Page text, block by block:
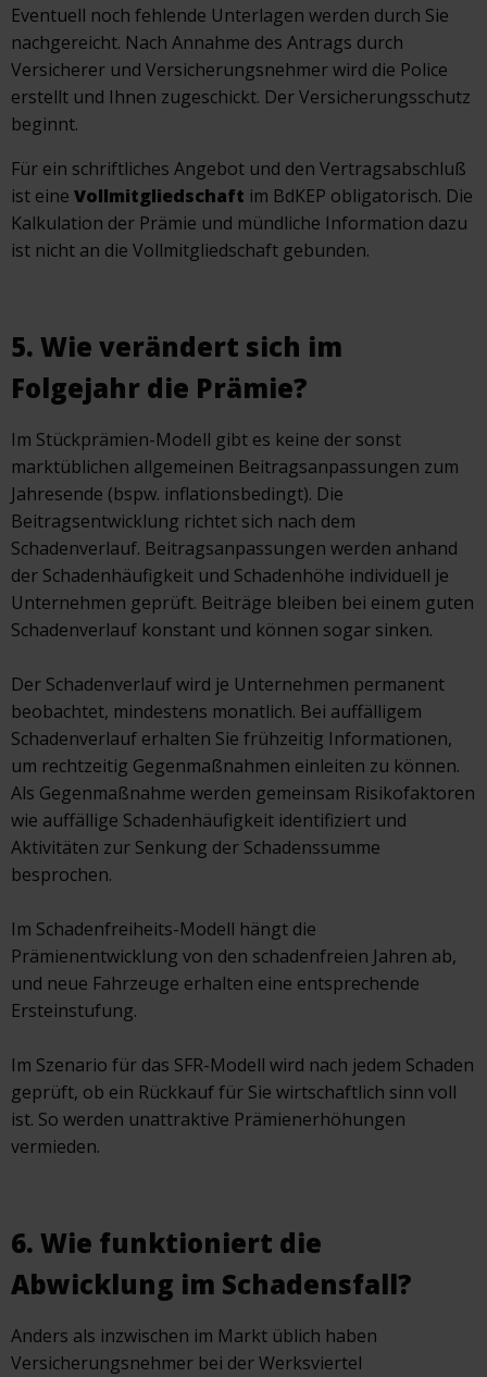
Eventuell noch fehlende Unterlagen werden durch Sie
nachgereicht. Nach Annahme des Antrags durch
Versicherer und Versicherungsnehmer wird die Police
erstellt und Ihnen zugeschickt. Der Versicherungsschutz
beginnt.
Für ein schriftliches Angebot und den Vertragsabschluß
ist eine Vollmitgliedschaft im BdKEP obligatorisch. Die
Kalkulation der Prämie und mündliche Information dazu
ist nicht an die Vollmitgliedschaft gebunden.
5. Wie verändert sich im
Folgejahr die Prämie?
Im Stückprämien-Modell gibt es keine der sonst
marktüblichen allgemeinen Beitragsanpassungen zum
Jahresende (bspw. inflationsbedingt). Die
Beitragsentwicklung richtet sich nach dem
Schadenverlauf. Beitragsanpassungen werden anhand
der Schadenhäufigkeit und Schadenhöhe individuell je
Unternehmen geprüft. Beiträge bleiben bei einem guten
Schadenverlauf konstant und können sogar sinken.
Der Schadenverlauf wird je Unternehmen permanent
beobachtet, mindestens monatlich. Bei auffälligem
Schadenverlauf erhalten Sie frühzeitig Informationen,
um rechtzeitig Gegenmaßnahmen einleiten zu können.
Als Gegenmaßnahme werden gemeinsam Risikofaktoren
wie auffällige Schadenhäufigkeit identifiziert und
Aktivitäten zur Senkung der Schadenssumme
besprochen.
Im Schadenfreiheits-Modell hängt die
Prämienentwicklung von den schadenfreien Jahren ab,
und neue Fahrzeuge erhalten eine entsprechende
Ersteinstufung.
Im Szenario für das SFR-Modell wird nach jedem Schaden
geprüft, ob ein Rückkauf für Sie wirtschaftlich sinn voll
ist. So werden unattraktive Prämienerhöhungen
vermieden.
6. Wie funktioniert die
Abwicklung im Schadensfall?
Anders als inzwischen im Markt üblich haben
Versicherungsnehmer bei der Werksviertel